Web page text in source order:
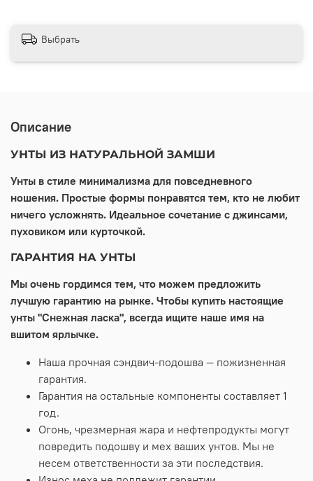
Выбрать
Описание
УНТЫ ИЗ НАТУРАЛЬНОЙ ЗАМШИ
Унты в стиле минимализма для повседневного
ношения. Простые формы понравятся тем, кто не любит
ничего усложнять. Идеальное сочетание с джинсами,
пуховиком или курточкой.
ГАРАНТИЯ НА УНТЫ
Мы очень гордимся тем, что можем предложить
лучшую гарантию на рынке. Чтобы купить настоящие
унты "Снежная ласка", всегда ищите наше имя на
вшитом ярлычке.
Наша прочная сэндвич-подошва — пожизненная
гарантия.
Гарантия на остальные компоненты составляет 1
год.
Огонь, чрезмерная жара и нефтепродукты могут
повредить подошву и мех ваших унтов. Мы не
несем ответственности за эти последствия.